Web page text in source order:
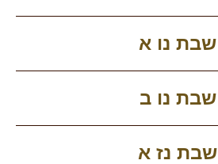
שבת נו א
שבת נו ב
שבת נז א